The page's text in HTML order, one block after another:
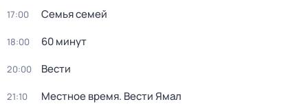
17:00 Семья семей
18:00 60 минут
20:00 Вести
21:10 Местное время. Вести Ямал